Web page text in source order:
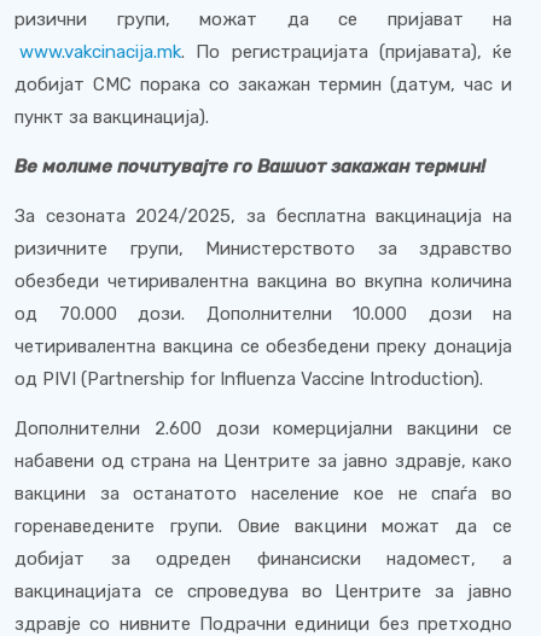
ризични групи, можат да се пријават на
www.vakcinacija.mk. По регистрацијата (пријавата), ќе
добијат СМС порака со закажан термин (датум, час и
пункт за вакцинација).
Ве молиме почитувајте го Вашиот закажан термин!
За сезоната 2024/2025, за бесплатна вакцинација на
ризичните групи, Министерството за здравство
обезбеди четиривалентна вакцина во вкупна количина
од 70.000 дози. Дополнителни 10.000 дози на
четиривалентна вакцина се обезбедени преку донација
од PIVI (Partnership for Influenza Vaccine Introduction).
Дополнителни 2.600 дози комерцијални вакцини се
набавени од страна на Центрите за јавно здравје, како
вакцини за останатото население кое не спаѓа во
горенаведените групи. Овие вакцини можат да се
добијат за одреден финансиски надомест, а
вакцинацијата се спроведува во Центрите за јавно
здравје со нивните Подрачни единици без претходно